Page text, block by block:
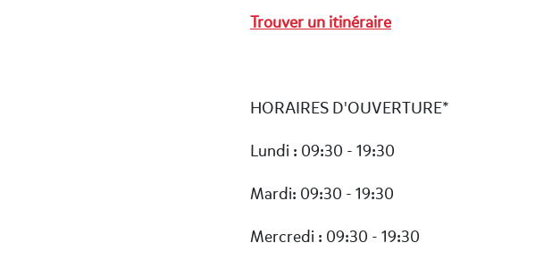
Trouver un itinéraire
HORAIRES D'OUVERTURE*
Lundi : 09:30 - 19:30
Mardi: 09:30 - 19:30
Mercredi : 09:30 - 19:30